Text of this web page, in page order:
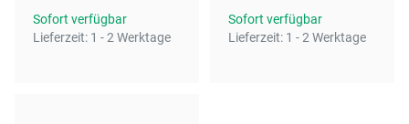
Sofort verfügbar
Lieferzeit: 1 - 2 Werktage
Sofort verfügbar
Lieferzeit: 1 - 2 Werktage